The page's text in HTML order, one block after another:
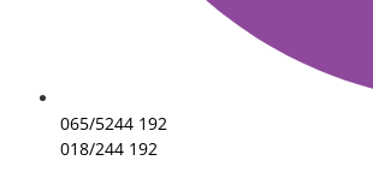
065/5244 192
018/244 192